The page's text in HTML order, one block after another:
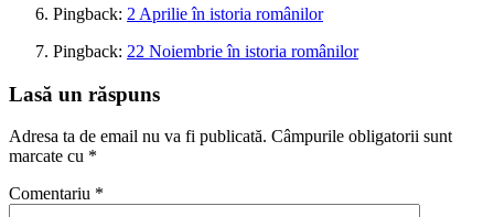
Pingback: 2 Aprilie în istoria românilor
Pingback: 22 Noiembrie în istoria românilor
Lasă un răspuns
Adresa ta de email nu va fi publicată. Câmpurile obligatorii sunt
marcate cu *
Comentariu *